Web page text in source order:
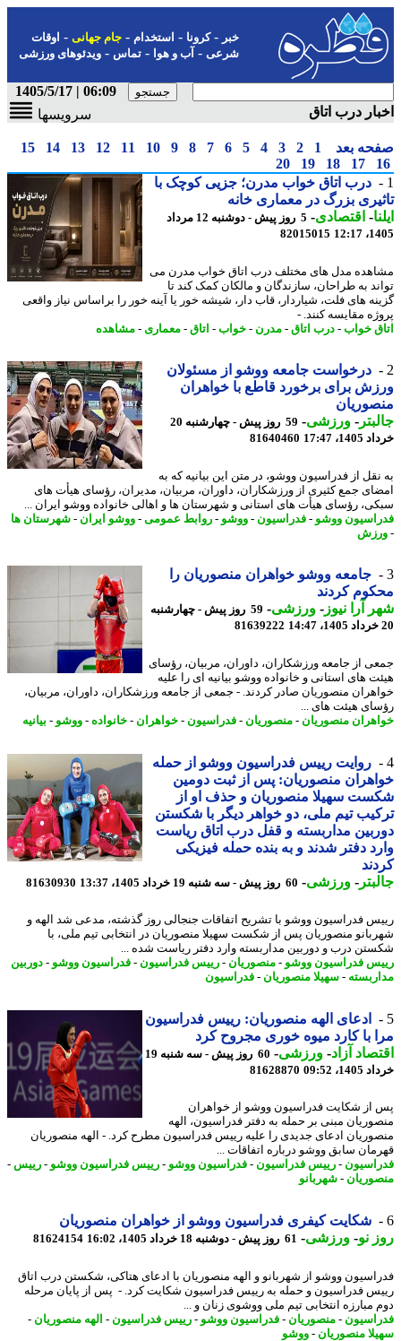
-کرونا-استخدام- جام جهانی-اوقات
شرعی-آب و هوا-تماس-ویدئوهای ورزشی
06:09 | 1405/5/17
درب اتاق
سرویسها
بعد 1
2
3
4
5
6
7
8
9
10
11
12
13
14
15
17
18
19
20
درب اتاق خواب مدرن؛ جزیی کوچک با
بزرگ در معماری خانه
-اقتصادی-
5 روز پیش - دوشنبه 12 مرداد
82015015
مدل های مختلف درب اتاق خواب مدرن می
به طراحان، سازندگان و مالکان کمک کند تا
های فلت، شیاردار، قاب دار، شیشه خور یا آینه خور را براساس نیاز واقعی
مقایسه کنند. -
خواب- درب اتاق -مدرن- خواب- اتاق -معماری- مشاهده
درخواست جامعه ووشو از مسئولان
برای برخورد قاطع با خواهران
-ورزشی-
59 روز پیش - چهارشنبه 20
17:47
81640460
از فدراسیون ووشو، در متن این بیانیه که به
جمع کثیری از ورزشکاران، داوران، مربیان، مدیران، رؤسای هیأت های
رؤسای هیأت های استانی و شهرستان ها و اهالی خانواده ووشو ایران ...
ووشو-فدراسیون-ووشو-روابط عمومی-ووشو ایران -
شهرستان ها
جامعه ووشو خواهران منصوریان را
کردند
آرا نیوز-ورزشی-
59 روز پیش - چهارشنبه
81639222
از جامعه ورزشکاران، داوران، مربیان، رؤسای
های استانی و خانواده ووشو بیانیه ای را علیه
منصوریان صادر کردند. - جمعی از جامعه ورزشکاران، داوران، مربیان،
هیئت های ...
منصوریان-منصوریان-فدراسیون-خواهران- خانواده- ووشو-بیانیه
روایت رییس فدراسیون ووشو از حمله
منصوریان: پس از ثبت دومین
سهیلا منصوریان و حذف او از
تیم ملی، دو خواهر دیگر با شکستن
مداربسته و قفل درب اتاق ریاست
دفتر شدند و به بنده حمله فیزیکی
-ورزشی-60 روز پیش - سه شنبه 19 خرداد 1405، 13:37 81630930
فدراسیون ووشو با تشریح اتفاقات جنجالی روز گذشته، مدعی شد الهه و
منصوریان پس از شکست سهیلا منصوریان در انتخابی تیم ملی، با
درب و دوربین مداربسته وارد دفتر ریاست شده ...
فدراسیون ووشو-منصوریان-رییس فدراسیون-فدراسیون ووشو-دوربین
-سهیلا منصوریان-فدراسیون
ادعای الهه منصوریان: رییس فدراسیون
با کارد میوه خوری مجروح کرد
آزاد - ورزشی-
60 روز پیش - سه شنبه 19
09:52
81628870
شکایت فدراسیون ووشو از خواهران
مبنی بر حمله به دفتر فدراسیون، الهه
ادعای جدیدی را علیه رییس فدراسیون مطرح کرد. - الهه منصوریان
سابق ووشو درباره اتفاقات ...
-رییس فدراسیون-فدراسیون ووشو-رییس فدراسیون ووشو-رییس -
-شهربانو
شکایت کیفری فدراسیون ووشو از خواهران منصوریان
نو- ورزشی-61 روز پیش - دوشنبه 18 خرداد 1405، 16:02 81624154
ووشو از شهربانو و الهه منصوریان با ادعای هتاکی، شکستن درب اتاق
فدراسیون و حمله به رییس فدراسیون شکایت کرد. - پس از پایان مرحله
مبارزه انتخابی تیم ملی ووشوی زنان و ...
-منصوریان-فدراسیون ووشو-رییس فدراسیون-الهه منصوریان-
منصوریان-ووشو